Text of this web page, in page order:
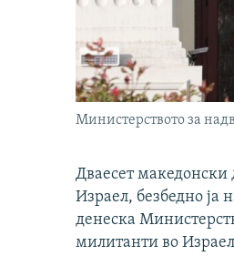
Министерството за
Дваесет македонски
Израел, безбедно ја
денеска
милитанти во Израел